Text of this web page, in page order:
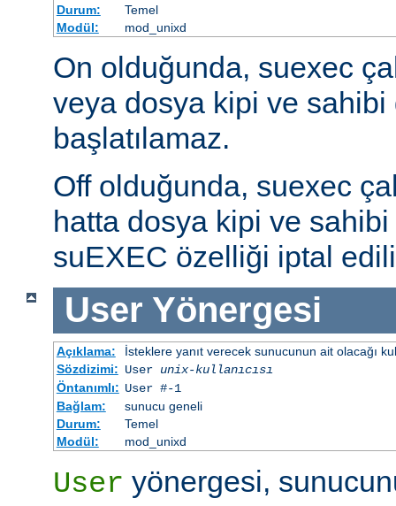
Durum:
Temel
Modül:
mod_unixd
On olduğunda, suexec
veya dosya kipi ve
başlatılamaz.
Off olduğunda, suexec
hatta dosya kipi ve
suEXEC özelliği iptal
User Yönergesi
Açıklama:
İsteklere yanıt verecek sunucunun ait olacağı
Sözdizimi: User unix-kullanıcısı
Öntanımlı: User #-1
Bağlam:
sunucu geneli
Durum:
Temel
Modül:
mod_unixd
User yönergesi,